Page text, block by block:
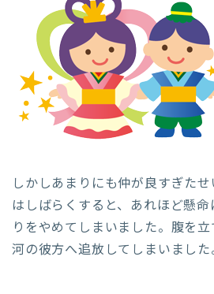
しかしあまりにも仲が良すぎた
はしばらくすると、あれほど懸
りをやめてしまいました。腹を
河の彼方へ追放してしまいました